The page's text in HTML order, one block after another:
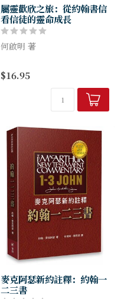
屬靈歡欣之旅：從約翰書信
看信徒的靈命成長
何啟明 著
遊，而「熟悉」相信是好導遊
的首要條件。屬天之旅何嘗不
是？由「熟悉」約翰一二三書
的何牧師帶領這次「屬靈歡欣
$16.95
麥克阿瑟新約註釋：約翰一
二三書